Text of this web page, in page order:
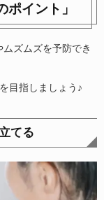
イント」
ズムズを予防でき
目指しましょう♪
てる